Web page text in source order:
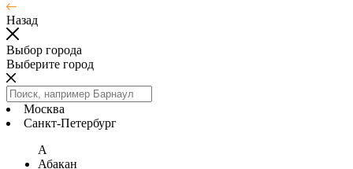
Назад
Выбор города
Выберите город
Москва
Санкт-Петербург
А
Абакан